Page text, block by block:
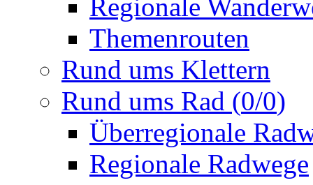
Regionale
Themenrouten
Rund ums Klettern
Rund ums Rad (0/0)
Überregionale
Regionale Radwege